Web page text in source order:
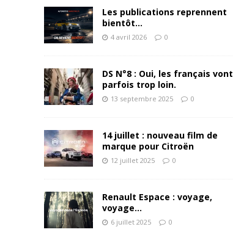
Les publications reprennent
bientôt…
4 avril 2026 0
DS N°8 : Oui, les français vont
parfois trop loin.
13 septembre 2025 0
14 juillet : nouveau film de
marque pour Citroën
12 juillet 2025 0
Renault Espace : voyage,
voyage…
6 juillet 2025 0